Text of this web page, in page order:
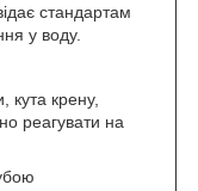
стандартам
у воду.
кута крену,
реагувати на